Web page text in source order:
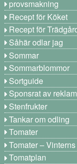
provsmakning
Recept för Köket
Recept för
Såhär odlar jag
Sommar
Sommarblommor
Sortguide
Sponsrat av reklam
Stenfrukter
Tankar om odling
Tomater
Tomater –
Tomatplan